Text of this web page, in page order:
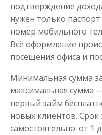
Сумма
подтверждение
нужен только
номер мобильного
Всё оформление
посещения офиса и
Минимальная сумма
максимальная сумма
первый займ
новых клиентов.
самостоятельно: от 1